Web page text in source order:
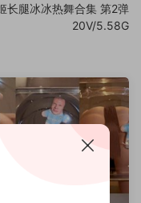
长腿冰冰热舞合集 第2弹
20V/5.58G